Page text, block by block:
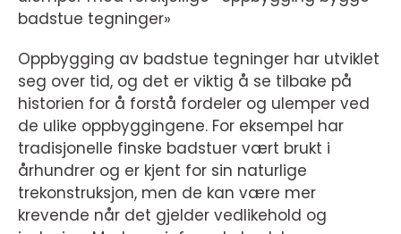
badstue tegninger»
Oppbygging av badstue tegninger har utviklet
seg over tid, og det er viktig å se tilbake på
historien for å forstå fordeler og ulemper ved
de ulike oppbyggingene. For eksempel har
tradisjonelle finske badstuer vært brukt i
århundrer og er kjent for sin naturlige
trekonstruksjon, men de kan være mer
krevende når det gjelder vedlikehold og